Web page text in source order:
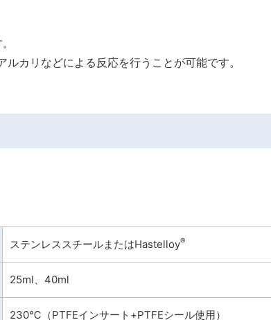
カリなどによる反応を⾏うことが可能です。
ステンレススチールまたはHastelloy®
25ml、40ml
230℃（PTFEインサート+PTFEシール使用）